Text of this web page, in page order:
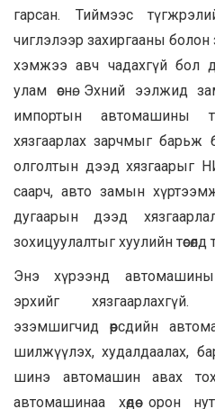
гарсан. Тиймээс
чиглэлээр захиргааны болон
хэмжээ авч чадахгүй бол
улам өснө. Эхний ээлжид
импортын автомашины
хязгаарлах зарчмыг барьж
олголтын дээд хязгаарыг
саарч, авто замын
дугаарын дээд
зохицуулалтыг хуулийн төсөлд
Энэ хүрээнд
эрхийг
эзэмшигчид өөрсдийн
шилжүүлэх, худалдаалах,
шинэ автомашин авах
автомашинаа хөдөө орон